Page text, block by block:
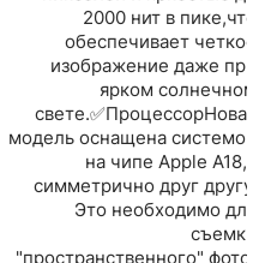
2000 нит в пике,что
обеспечивает четкое
изображение даже при
ярком солнечном
свете.✅ПроцессорНовая
модель оснащена системой
на чипе Apple A18,а
симметрично друг другу.
Это необходимо для
съемки
"пространственного" фото/